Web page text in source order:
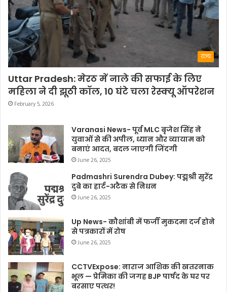
राज्य
Uttar Pradesh: मेरठ में नाले की सफाई के लिए
महिला ने दी झूठी कॉल, 10 घंटे चला रेस्क्यू ऑपरेशन
February 5, 2026
Varanasi News- पूर्व MLC बृजेश सिंह ने
युवाओं से की अपील, ध्यान और व्यायाम को
बनाएं आदत, बदल जाएगी जिंदगी
June 26, 2025
Padmashri Surendra Dubey: पद्मश्री सुरेंद्र
दुबे का हार्ट-अटैक से निधन
June 26, 2025
Up News- कौशांबी में फर्जी मुकदमा दर्ज होने
से पत्रकारों में रोष
June 26, 2025
CCTVExpose: नाराज आशिक की खतरनाक
भूल — प्रेमिका की जगह BJP पार्षद के घर पर
बरसाए पत्थर!